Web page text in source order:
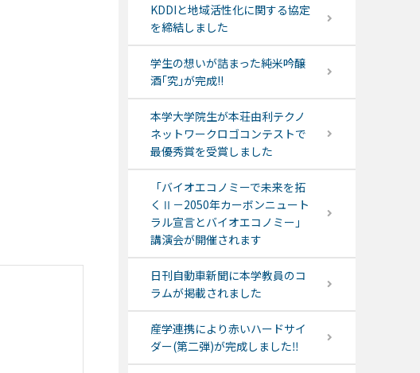
KDDIと地域活性化に関する協定
を締結しました
学生の想いが詰まった純米吟醸
酒｢究｣が完成!!
本学大学院生が本荘由利テクノ
ネットワークロゴコンテストで
最優秀賞を受賞しました
「バイオエコノミーで未来を拓
くⅡ－2050年カーボンニュート
ラル宣言とバイオエコノミー」
講演会が開催されます
日刊自動車新聞に本学教員のコ
ラムが掲載されました
産学連携により赤いハードサイ
ダー(第二弾)が完成しました‼